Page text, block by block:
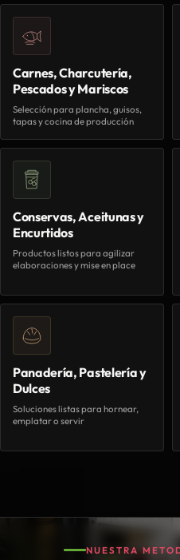
Carnes, Charcutería,
Pescados y Mariscos
Selección para plancha, guisos,
tapas y cocina de producción
Conservas, Aceitunas y
Encurtidos
Productos listos para agilizar
elaboraciones y mise en place
Panadería, Pastelería y
Dulces
Soluciones listas para hornear,
emplatar o servir
NUESTRA